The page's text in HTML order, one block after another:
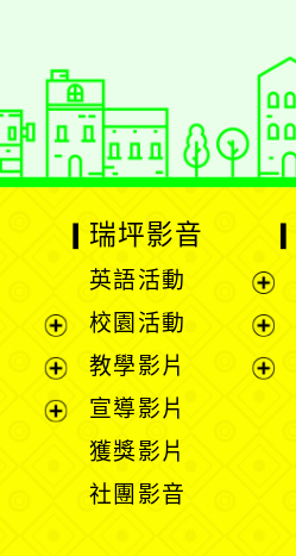
展
開
選
展
開
瑞坪影音
英語活動
展
選
校園活動
展
開
教學影片
宣導影片
獲獎影片
社團影音